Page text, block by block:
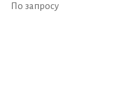
По запросу